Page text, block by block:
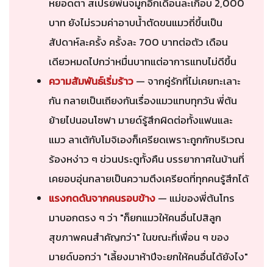
บาท ยังไม่รวมค่าอาบน้ำตัดขนแมวถี่ขึ้นเป็น
สัปดาห์ละครั้ง ครั้งละ 700 บาทต่อตัว เดือน
เดียวหมดไปกว่าหมื่นบาทแต่อาการแทบไม่ดีขึ้น
ความสัมพันธ์เริ่มร้าว— จากคู่รักที่ไม่เคยทะเลาะ
กัน กลายเป็นเถียงกันเรื่องแมวแทบทุกวัน พี่ต้น
ย้ายไปนอนโซฟา มายด์รู้สึกผิดต่อทั้งแฟนและ
แมว ลาเต้กับโมจิเองก็เครียดเพราะถูกกักบริเวณ
ร้องหง่าว ๆ ข่วนประตูทั้งคืน บรรยากาศในบ้านที่
เคยอบอุ่นกลายเป็นความตึงเครียดที่ทุกคนรู้สึกได้
แรงกดดันจากคนรอบข้าง— แม่ของพี่ต้นโทร
มาบอกตรง ๆ ว่า "ก็ยกแมวให้คนอื่นไปสิลูก
สุขภาพคนสำคัญกว่า" ในขณะที่เพื่อน ๆ ของ
มายด์บอกว่า "เลี้ยงมาห้าปีจะยกให้คนอื่นได้ยังไง"